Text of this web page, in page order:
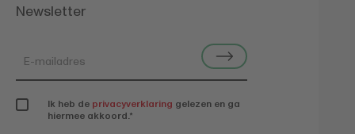
Newsletter
Ik heb de privacyverklaring gelezen en ga
hiermee akkoord.*